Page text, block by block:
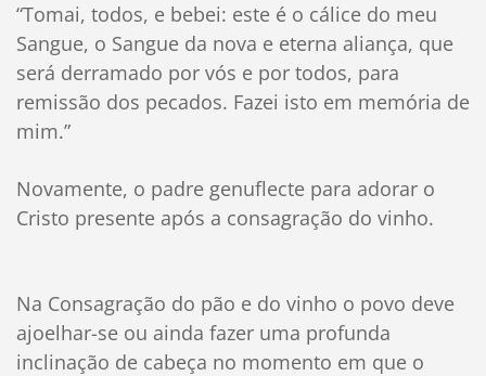
“Tomai, todos, e bebei: este é o cálice do meu
Sangue, o Sangue da nova e eterna aliança, que
será derramado por vós e por todos, para
remissão dos pecados. Fazei isto em memória de
mim.”
Novamente, o padre genuflecte para adorar o
Cristo presente após a consagração do vinho.
Na Consagração do pão e do vinho o povo deve
ajoelhar-se ou ainda fazer uma profunda
inclinação de cabeça no momento em que o